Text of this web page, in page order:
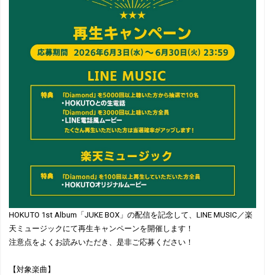
HOKUTO 1st Album「JUKE BOX」の配信を記念して、LINE MUSIC／楽
天ミュージックにて再生キャンペーンを開催します！
注意点をよくお読みいただき、是非ご応募ください！
【対象楽曲】